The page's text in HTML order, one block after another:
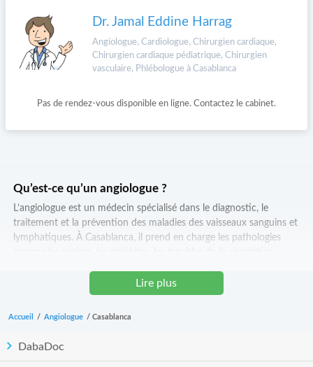
Dr. Jamal Eddine Harrag
Angiologue, Cardiologue, Chirurgien cardiaque,
Chirurgien cardiaque pédiatrique, Chirurgien
vasculaire, Phlébologue à Casablanca
Pas de rendez-vous disponible en ligne. Contactez le cabinet.
Qu’est-ce qu’un angiologue ?
L’angiologue est un médecin spécialisé dans le diagnostic, le
traitement et la prévention des maladies des vaisseaux sanguins et
lymphatiques. À Casablanca, il prend en charge les pathologies
peut prescrire des traitements médicamenteux, des soins vasculaires,
des interventions minimales ou orienter vers un chirurgien vasculaire
si nécessaire.
Lire plus
Accueil / Angiologue / Casablanca
DabaDoc